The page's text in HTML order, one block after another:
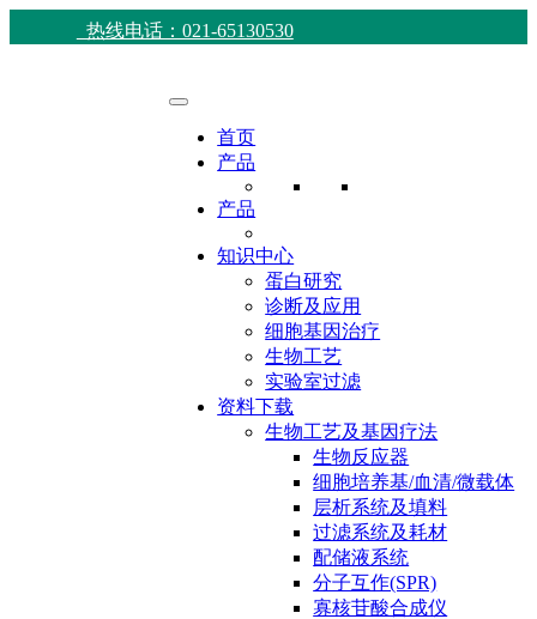
热线电话：021-65130530
首页
产品
产品
知识中心
蛋白研究
诊断及应用
细胞基因治疗
生物工艺
实验室过滤
资料下载
生物工艺及基因疗法
生物反应器
细胞培养基/血清/微载体
层析系统及填料
过滤系统及耗材
配储液系统
分子互作(SPR)
寡核苷酸合成仪